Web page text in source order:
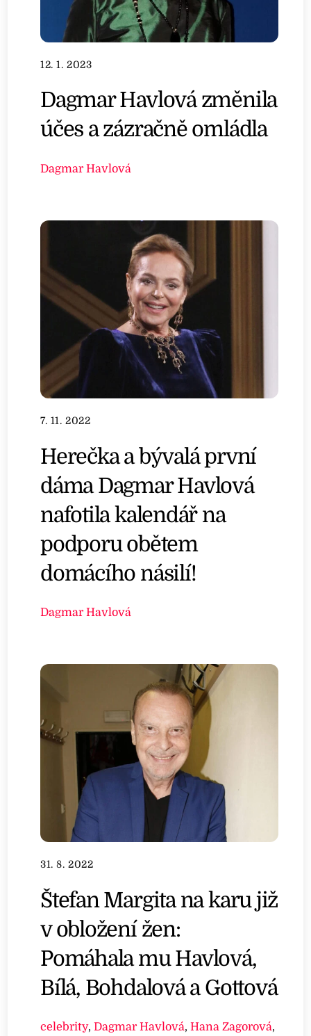
12. 1. 2023
Dagmar Havlová změnila
účes a zázračně omládla
Dagmar Havlová
7. 11. 2022
Herečka a bývalá první
dáma Dagmar Havlová
nafotila kalendář na
podporu obětem
domácího násilí!
Dagmar Havlová
31. 8. 2022
Štefan Margita na karu již
v obložení žen:
Pomáhala mu Havlová,
Bílá, Bohdalová a Gottová
celebrity,Dagmar Havlová,Hana Zagorová,